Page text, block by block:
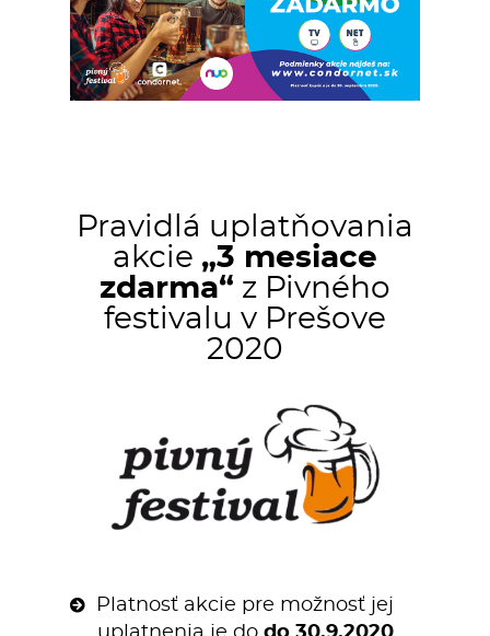
Pravidlá uplatňovania
akcie „3 mesiace
zdarma“ z Pivného
festivalu v Prešove
2020
Platnosť akcie pre možnosť jej